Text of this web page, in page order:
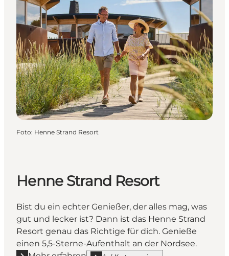
Foto: Henne Strand Resort
Henne Strand Resort
Bist du ein echter Genießer, der alles mag, was
gut und lecker ist? Dann ist das Henne Strand
Resort genau das Richtige für dich. Genieße
einen 5,5-Sterne-Aufenthalt an der Nordsee.